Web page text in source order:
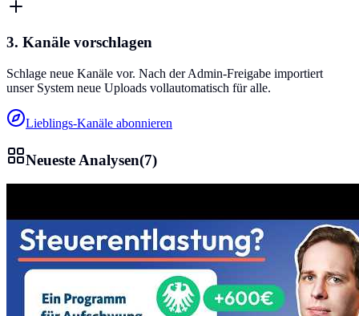
3. Kanäle vorschlagen
Schlage neue Kanäle vor. Nach der Admin-Freigabe importiert
unser System neue Uploads vollautomatisch für alle.
Lieblings-Kanäle abonnieren
Neueste Analysen(7)